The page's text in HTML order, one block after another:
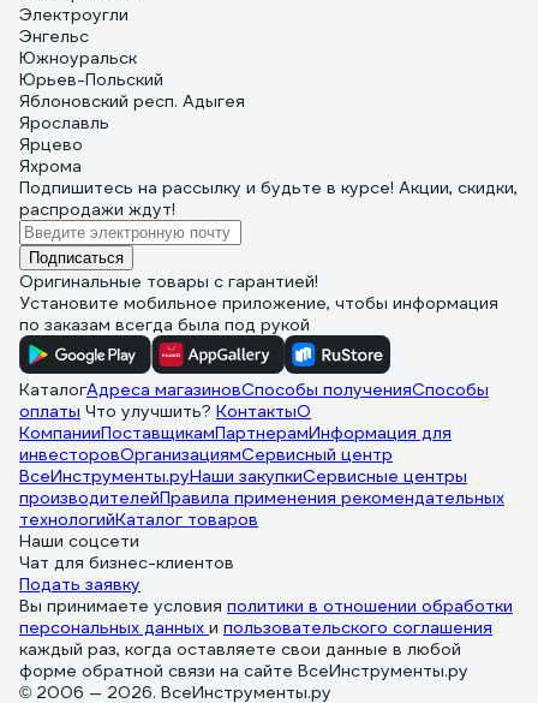
Электроугли
Энгельс
Южноуральск
Юрьев-Польский
Яблоновский респ. Адыгея
Ярославль
Ярцево
Яхрома
Подпишитесь на рассылку и будьте в курсе! Акции, скидки,
распродажи ждут!
Подписаться
Оригинальные товары с гарантией!
Установите мобильное приложение, чтобы информация
по заказам всегда была под рукой
КаталогАдреса магазиновСпособы полученияСпособы
оплаты Что улучшить? КонтактыО
КомпанииПоставщикамПартнерамИнформация для
инвесторовОрганизациямСервисный центр
ВсеИнструменты.руНаши закупкиСервисные центры
производителейПравила применения рекомендательных
технологийКаталог товаров
Наши соцсети
Чат для бизнес-клиентов
Подать заявку
Вы принимаете условия политики в отношении обработки
персональных данных и пользовательского соглашения
каждый раз, когда оставляете свои данные в любой
форме обратной связи на сайте ВсеИнструменты.ру
© 2006 — 2026. ВсеИнструменты.ру